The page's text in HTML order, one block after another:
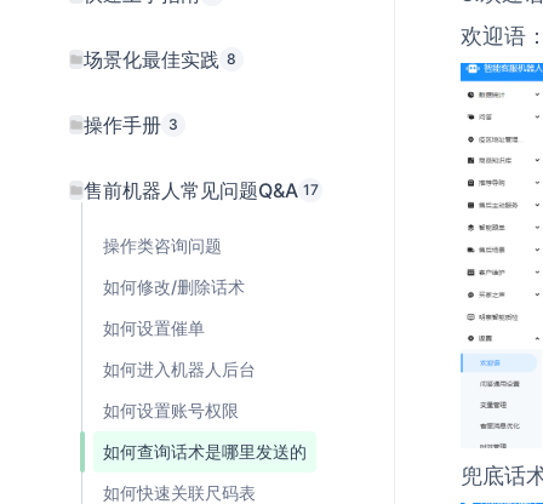
场景化最佳实践 8
操作手册 3
售前机器人常见问题Q&A 17
操作类咨询问题
如何修改/删除话术
如何设置催单
如何进入机器人后台
如何设置账号权限
如何查询话术是哪里发送的
如何快速关联尺码表
欢迎语
兜底话